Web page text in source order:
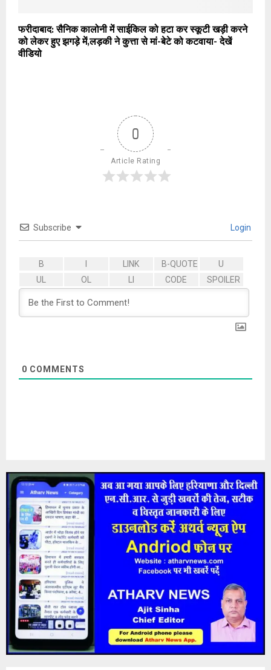
फरीदाबाद: सैनिक कालोनी में साईकिल को हटा कर स्कूटी खड़ी करने
को लेकर हुए झगड़े में,लड़की ने कुत्ता से मां-बेटे को कटवाया- देखें
वीडियो
0
Article Rating
Subscribe Login
0 COMMENTS